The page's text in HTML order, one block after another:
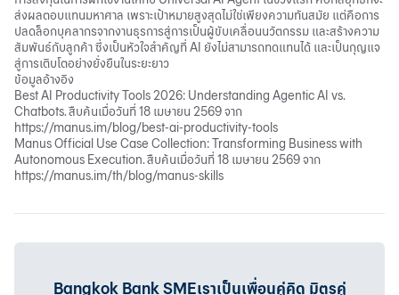
ส่งผลตอบแทนมหาศาล เพราะเป้าหมายสูงสุดไม่ใช่เพียงความทันสมัย แต่คือการ
ปลดล็อกบุคลากรจากงานธุรการสู่การเป็นผู้ขับเคลื่อนนวัตกรรม และสร้างความ
สัมพันธ์กับลูกค้า ซึ่งเป็นหัวใจสำคัญที่ AI ยังไม่สามารถทดแทนได้ และเป็นกุญแจ
สู่การเติบโตอย่างยั่งยืนในระยะยาว
ข้อมูลอ้างอิง
Best AI Productivity Tools 2026: Understanding Agentic AI vs.
Chatbots. สืบค้นเมื่อวันที่ 18 เมษายน 2569 จาก
https://manus.im/blog/best-ai-productivity-tools
Manus Official Use Case Collection: Transforming Business with
Autonomous Execution. สืบค้นเมื่อวันที่ 18 เมษายน 2569 จาก
https://manus.im/th/blog/manus-skills
Bangkok Bank SMEเราเป็นเพื่อนคู่คิด มิตรคู่